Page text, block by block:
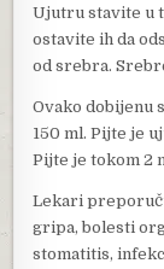
Ujutru stavite u
ostavite ih da
od srebra.
Ovako dobijenu
150 ml. Pijte je
Pijte je tokom 2
Lekari
gripa, bolesti
stomatitis,